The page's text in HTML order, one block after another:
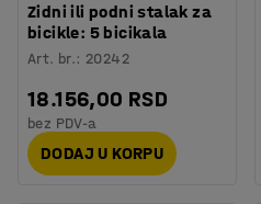
Zidni ili podni stalak za
bicikle: 5 bicikala
Art. br.: 20242
18.156,00 RSD
bez PDV-a
DODAJ U KORPU